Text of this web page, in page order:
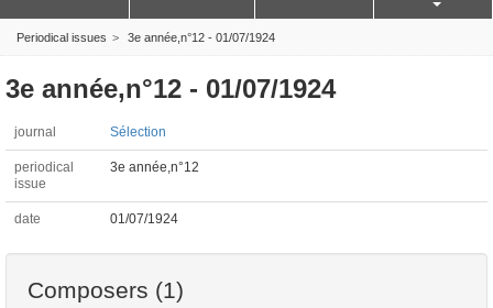
Periodical issues 3e année,n°12 - 01/07/1924
3e année,n°12 - 01/07/1924
journal Sélection
periodical
issue
3e année,n°12
date 01/07/1924
Composers (1)